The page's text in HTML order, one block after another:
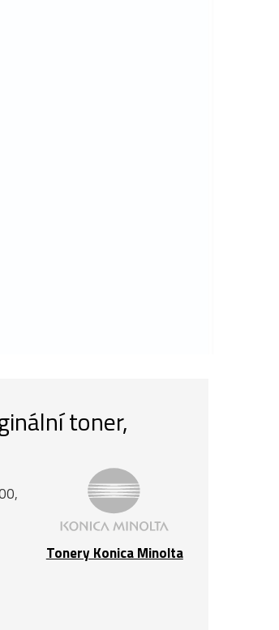
toner,
Tonery Konica Minolta